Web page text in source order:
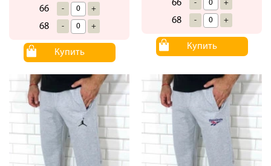
66 - +
68 - +
Купить
66 - +
68 - +
Купить